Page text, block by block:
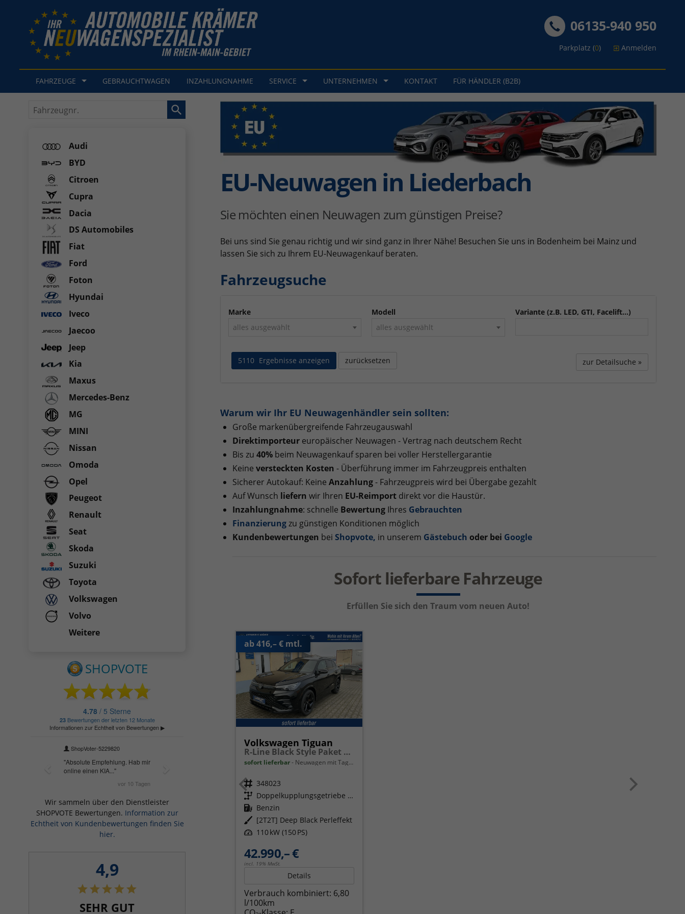
06135-940 950
Parkplatz (0) Anmelden
FAHRZEUGE GEBRAUCHTWAGEN INZAHLUNGNAHME SERVICE UNTERNEHMEN KONTAKT FÜR HÄNDLER (B2B)
EU-Neuwagen in Liederbach
Sie möchten einen Neuwagen zum günstigen Preise?
Bei uns sind Sie genau richtig und wir sind ganz in Ihrer Nähe! Besuchen Sie uns in Bodenheim bei Mainz und
lassen Sie sich zu Ihrem EU-Neuwagenkauf beraten.
Fahrzeugsuche
Marke
alles ausgewählt
Modell
alles ausgewählt
Variante (z.B. LED, GTI, Facelift...)
5110 Ergebnisse anzeigen zurücksetzen zur Detailsuche »
Warum wir Ihr EU Neuwagenhändler sein sollten:
Große markenübergreifende Fahrzeugauswahl
Direktimporteureuropäischer Neuwagen - Vertrag nach deutschem Recht
Bis zu 40%beim Neuwagenkauf sparen bei voller Herstellergarantie
Keine versteckten Kosten - Überführung immer im Fahrzeugpreis enthalten
Sicherer Autokauf: Keine Anzahlung- Fahrzeugpreis wird bei Übergabe gezahlt
Auf Wunsch liefern wir Ihren EU-Reimportdirekt vor die Haustür.
Inzahlungnahme: schnelle BewertungIhres Gebrauchten
Finanzierungzu günstigen Konditionen möglich
Kundenbewertungen bei Shopvote, in unserem Gästebuch oder bei Google
Sofort lieferbare Fahrzeuge
Erfüllen Sie sich den Traum vom neuen Auto!
ab 416,– € mtl.
Volkswagen Tiguan
R-Line Black Style Paket Navi Matrix-LED ACC
sofort lieferbar Neuwagen mit Tageszulassung
Fahrzeugnr. 348023
Getriebe
Doppelkupplungsgetriebe (DSG)
Kraftstoff Benzin
Außenfarbe [2T2T] Deep Black Perleffekt
Leistung 110 kW (150 PS)
42.990,– €
incl. 19% MwSt.
Details
Verbrauch kombiniert: 6,80
l/100km
Fahrzeugnr.
Audi
BYD
Citroen
Cupra
Dacia
DS Automobiles
Fiat
Ford
Foton
Hyundai
Iveco
Jaecoo
Jeep
Kia
Maxus
Mercedes-Benz
MG
MINI
Nissan
Omoda
Opel
Peugeot
Renault
Seat
Skoda
Suzuki
Toyota
Volkswagen
Volvo
Weitere
Wir sammeln über den Dienstleister
SHOPVOTE Bewertungen. Information zur
Echtheit von Kundenbewertungen finden Sie
hier.
4,9
SEHR GUT